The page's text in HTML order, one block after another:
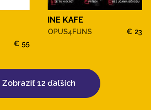
€ 55
INE KAFE
OPUS4FUNS € 23
Zobraziť 12 ďaľších